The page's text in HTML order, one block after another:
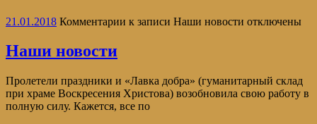
21.01.2018 Комментарии к записи Наши новости отключены
Наши новости
Пролетели праздники и «Лавка добра» (гуманитарный склад
при храме Воскресения Христова) возобновила свою работу в
полную силу. Кажется, все по